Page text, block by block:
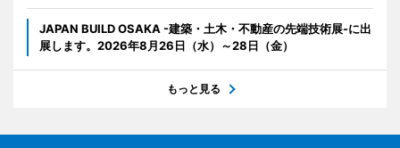
JAPAN BUILD OSAKA -建築・土木・不動産の先端技術展-に出
展します。2026年8月26日（水）～28日（金）
もっと見る